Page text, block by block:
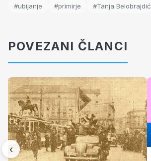
#ubijanje #primirje #Tanja Belobrajdić
POVEZANI ČLANCI
‹